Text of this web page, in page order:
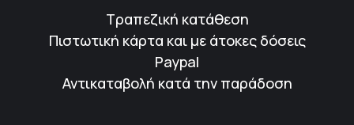
Τραπεζική κατάθεση
Πιστωτική κάρτα και με άτοκες δόσεις
Paypal
Αντικαταβολή κατά την παράδοση